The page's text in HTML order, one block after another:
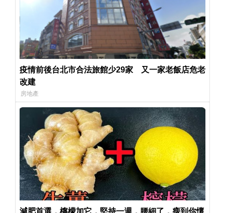
疫情前後台北市合法旅館少29家 又一家老飯店危老
改建
房地產
減肥首選，檸檬加它，堅持一週，腰細了，瘦到你懷